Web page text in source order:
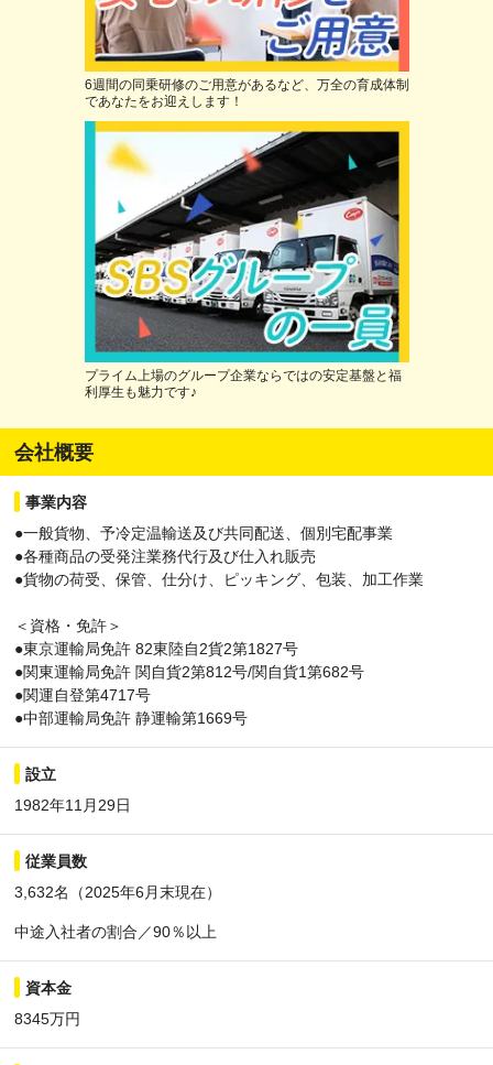
6週間の同乗研修のご用意があるなど、万全の育成体制
であなたをお迎えします！
プライム上場のグループ企業ならではの安定基盤と福
利厚生も魅力です♪
会社概要
事業内容
●一般貨物、予冷定温輸送及び共同配送、個別宅配事業
●各種商品の受発注業務代行及び仕入れ販売
●貨物の荷受、保管、仕分け、ピッキング、包装、加工作業
＜資格・免許＞
●東京運輸局免許 82東陸自2貨2第1827号
●関東運輸局免許 関自貨2第812号/関自貨1第682号
●関運自登第4717号
●中部運輸局免許 静運輸第1669号
設立
1982年11月29日
従業員数
3,632名（2025年6月末現在）
中途入社者の割合／90％以上
資本金
8345万円